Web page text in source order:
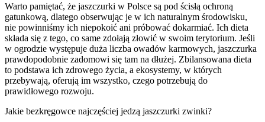
Warto pamiętać, że jaszczurki w Polsce są pod ścisłą ochroną
gatunkową, dlatego obserwując je w ich naturalnym środowisku,
nie powinniśmy ich niepokoić ani próbować dokarmiać. Ich dieta
składa się z tego, co same zdołają złowić w swoim terytorium. Jeśli
w ogrodzie występuje duża liczba owadów karmowych, jaszczurka
prawdopodobnie zadomowi się tam na dłużej. Zbilansowana dieta
to podstawa ich zdrowego życia, a ekosystemy, w których
przebywają, oferują im wszystko, czego potrzebują do
prawidłowego rozwoju.
Jakie bezkręgowce najczęściej jedzą jaszczurki zwinki?